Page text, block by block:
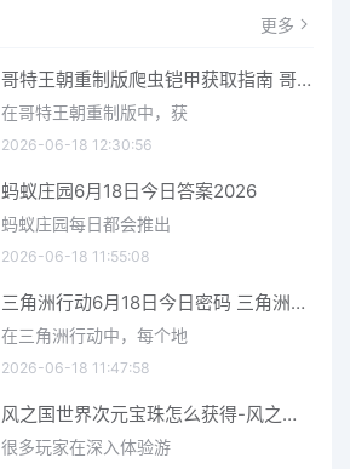
更多
哥特王朝重制版爬虫铠甲获取指南 哥特王朝重制版爬虫铠甲获取方法
在哥特王朝重制版中，获
2026-06-18 12:30:56
蚂蚁庄园6月18日今日答案2026
蚂蚁庄园每日都会推出
2026-06-18 11:55:08
三角洲行动6月18日今日密码 三角洲行动2026年6月18今日摩斯密码分享
在三角洲行动中，每个地
2026-06-18 11:47:58
风之国世界次元宝珠怎么获得-风之国世界次元宝珠获取方法介绍
很多玩家在深入体验游